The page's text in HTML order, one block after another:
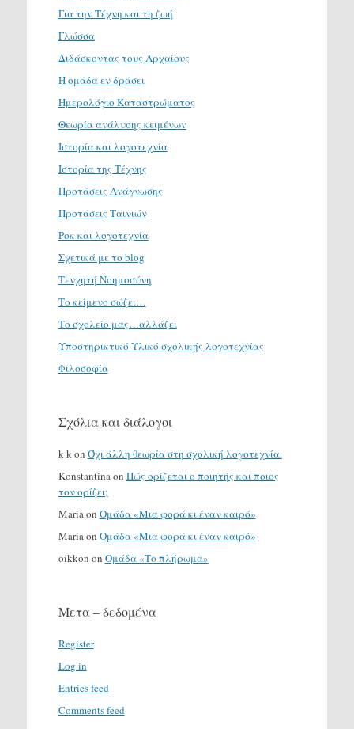
Για την Τέχνη και τη ζωή
Γλώσσα
Διδάσκοντας τους Αρχαίους
Η ομάδα εν δράσει
Ημερολόγιο Καταστρώματος
Θεωρία ανάλυσης κειμένων
Ιστορία και λογοτεχνία
Ιστορία της Τέχνης
Προτάσεις Ανάγνωσης
Προτάσεις Ταινιών
Ροκ και λογοτεχνία
Σχετικά με το blog
Τενχητή Νοημοσύνη
Το κείμενο σώζει…
Το σχολείο μας…αλλάζει
Υποστηρικτικό Υλικό σχολικής λογοτεχνίας
Φιλοσοφία
Σχόλια και διάλογοι
k kon Όχι άλλη θεωρία στη σχολική λογοτεχνία.
Konstantinaon Πώς ορίζεται ο ποιητής και ποιος
τον ορίζει;
Mariaon Ομάδα «Μια φορά κι έναν καιρό»
Mariaon Ομάδα «Μια φορά κι έναν καιρό»
oikkon on Ομάδα «Το πλήρωμα»
Μετα – δεδομένα
Register
Log in
Entries feed
Comments feed